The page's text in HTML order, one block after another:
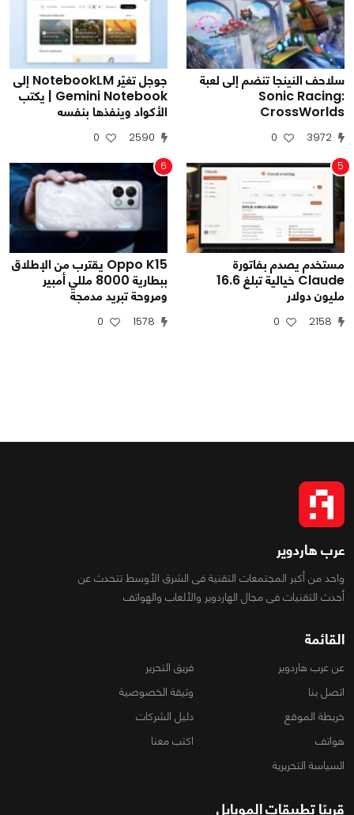
سلاحف النينجا تنضم إلى لعبة
Sonic Racing:
CrossWorlds
3972
0
جوجل تغيّر NotebookLM إلى
Gemini Notebook | يكتب
الأكواد وينفذها بنفسه
2590
0
5
مستخدم يصدم بفاتورة
Claude خيالية تبلغ 16.6
مليون دولار
2158
0
6
Oppo K15 يقترب من الإطلاق
ببطارية 8000 مللي أمبير
ومروحة تبريد مدمجة
1578
0
عرب هاردوير
واحد من أكبر المجتمعات التقنية فى الشرق الأوسط تتحدث عن
أحدث التقنيات فى مجال الهاردوير والألعاب والهواتف
القائمة
عن عرب هاردوير
فريق التحرير
اتصل بنا
وثيقة الخصوصية
خريطة الموقع
دليل الشركات
هواتف
اكتب معنا
السياسة التحريرية
قريبًا تطبيقات الموبايل